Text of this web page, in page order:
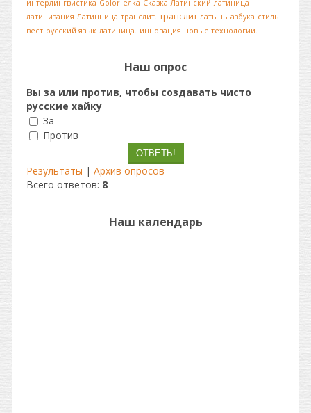
интерлингвистика Golor елка Сказка Латинский латиница
латинизация Латинница транслит. транслит латынь азбука стиль
вест русский язык латиница. инновация новые технологии.
Наш опрос
Вы за или против, чтобы создавать чисто
русские хайку
За
Против
Результаты | Архив опросов
Всего ответов: 8
Наш календарь